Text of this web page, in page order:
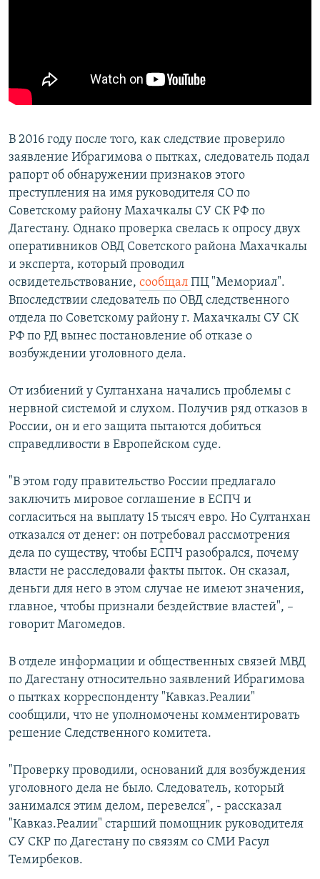
В 2016 году после того, как следствие проверило
заявление Ибрагимова о пытках, следователь подал
рапорт об обнаружении признаков этого
преступления на имя руководителя СО по
Советскому району Махачкалы СУ СК РФ по
Дагестану. Однако проверка свелась к опросу двух
оперативников ОВД Советского района Махачкалы
и эксперта, который проводил
освидетельствование, сообщал ПЦ "Мемориал".
Впоследствии следователь по ОВД следственного
отдела по Советскому району г. Махачкалы СУ СК
РФ по РД вынес постановление об отказе о
возбуждении уголовного дела.
От избиений у Султанхана начались проблемы с
нервной системой и слухом. Получив ряд отказов в
России, он и его защита пытаются добиться
справедливости в Европейском суде.
"В этом году правительство России предлагало
заключить мировое соглашение в ЕСПЧ и
согласиться на выплату 15 тысяч евро. Но Султанхан
отказался от денег: он потребовал рассмотрения
дела по существу, чтобы ЕСПЧ разобрался, почему
власти не расследовали факты пыток. Он сказал,
деньги для него в этом случае не имеют значения,
главное, чтобы признали бездействие властей", –
говорит Магомедов.
В отделе информации и общественных связей МВД
по Дагестану относительно заявлений Ибрагимова
о пытках корреспонденту "Кавказ.Реалии"
сообщили, что не уполномочены комментировать
решение Следственного комитета.
"Проверку проводили, оснований для возбуждения
уголовного дела не было. Следователь, который
занимался этим делом, перевелся", - рассказал
"Кавказ.Реалии" старший помощник руководителя
СУ СКР по Дагестану по связям со СМИ Расул
Темирбеков.